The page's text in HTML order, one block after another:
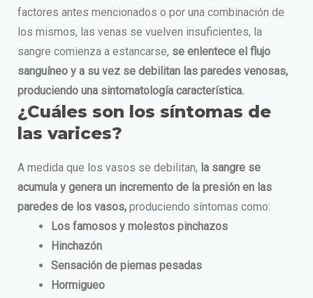
factores antes mencionados o por una combinación de
los mismos, las venas se vuelven insuficientes, la
sangre comienza a estancarse, se enlentece el flujo
sanguíneo y a su vez se debilitan las paredes venosas,
produciendo una sintomatología característica.
¿Cuáles son los síntomas de
las varices?
A medida que los vasos se debilitan, la sangre se
acumula y genera un incremento de la presión en las
paredes de los vasos,produciendo síntomas como:
Los famosos y molestos pinchazos
Hinchazón
Sensación de piernas pesadas
Hormigueo